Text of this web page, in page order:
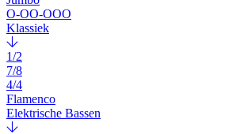
O-OO-OOO
Klassiek
1/2
7/8
4/4
Flamenco
Elektrische Bassen